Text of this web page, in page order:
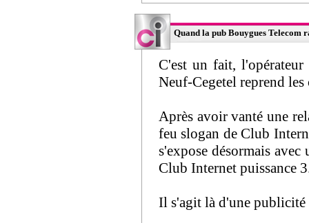
Quand la pub Bouygues Telecom
C'est un fait,
Neuf-Cegetel reprend les
Après avoir vanté une
feu slogan de Club
s'expose désormais
Club Internet puissance
Il s'agit là d'une publicité